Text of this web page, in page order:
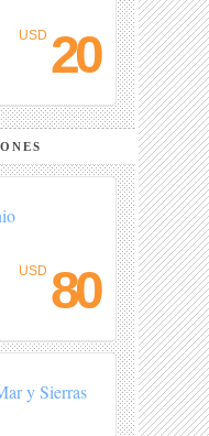
USD 20
USD 80
y Sierras